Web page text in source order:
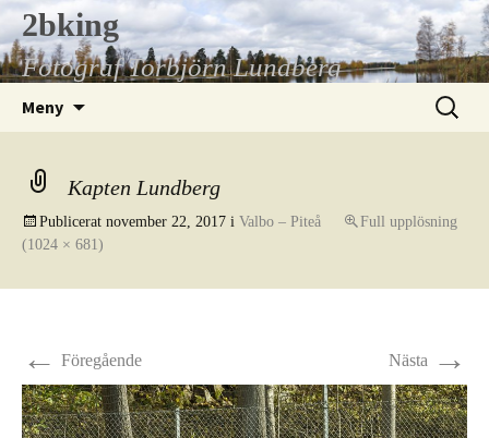
Hoppa
till
innehåll
2bking
Fotograf Torbjörn Lundberg
Meny
Sök
efter:
Kapten Lundberg
Publicerat november 22, 2017 i Valbo – Piteå
Full upplösning
(1024 × 681)
← Föregående Nästa →